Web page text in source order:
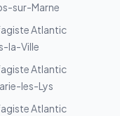
sur-Marne
Atlantic
la-Ville
Atlantic
les-Lys
Atlantic